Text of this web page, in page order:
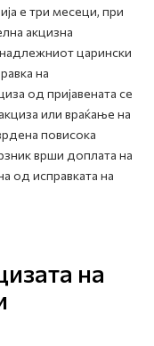
е три месеци, при
акцизна
царински
на
од пријавената се
или враќање на
повисока
врши доплата на
од исправката на
на